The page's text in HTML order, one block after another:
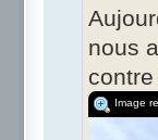
nous
Image